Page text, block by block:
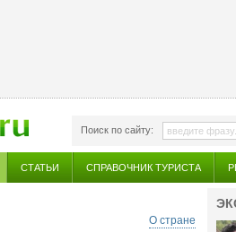
Поиск по сайту:
СТАТЬИ СПРАВОЧНИК ТУРИСТА
О стране